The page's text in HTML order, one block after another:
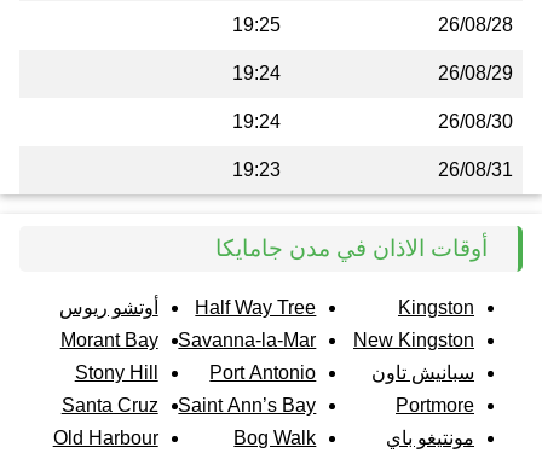
26/08/28
19:25
26/08/29
19:24
26/08/30
19:24
26/08/31
19:23
أوقات الاذان في مدن جامايكا
Kingston
New Kingston
سبانيش تاون
Portmore
مونتيغو باي
Half Way Tree
Savanna-la-Mar
Port Antonio
Saint Ann’s Bay
Bog Walk
أوتشو ريوس
Morant Bay
Stony Hill
Santa Cruz
Old Harbour